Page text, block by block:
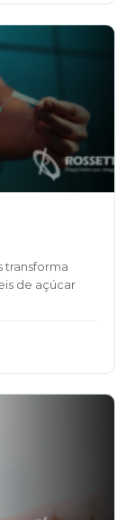
transforma
de açúcar